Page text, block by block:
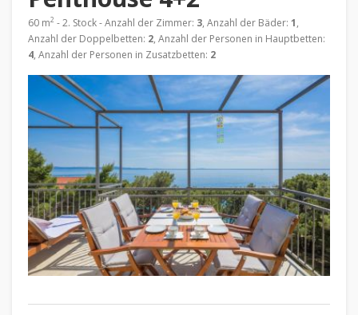
60 m2 - 2. Stock - Anzahl der Zimmer: 3, Anzahl der Bäder: 1,
Anzahl der Doppelbetten: 2, Anzahl der Personen in Hauptbetten:
4, Anzahl der Personen in Zusatzbetten: 2